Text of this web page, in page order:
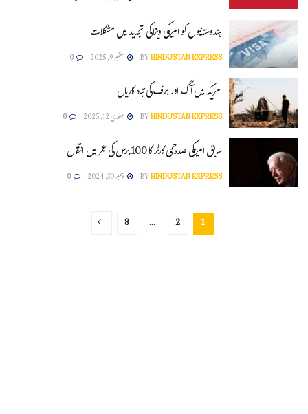
ہندوستانیوں کو امریکی ویزاکی تجدید میں مشکلات
BYHINDUSTAN EXPRESS ستمبر 9, 2025 0
امریکہ میں آگ اور برف کی تباہ کاریاں
BYHINDUSTAN EXPRESS جنوری 12, 2025 0
سابق امریکی صدرجمی کارٹر کا 100 برس کی عمر میں انتقال
BYHINDUSTAN EXPRESS دسمبر 30, 2024 0
1
2
…
8